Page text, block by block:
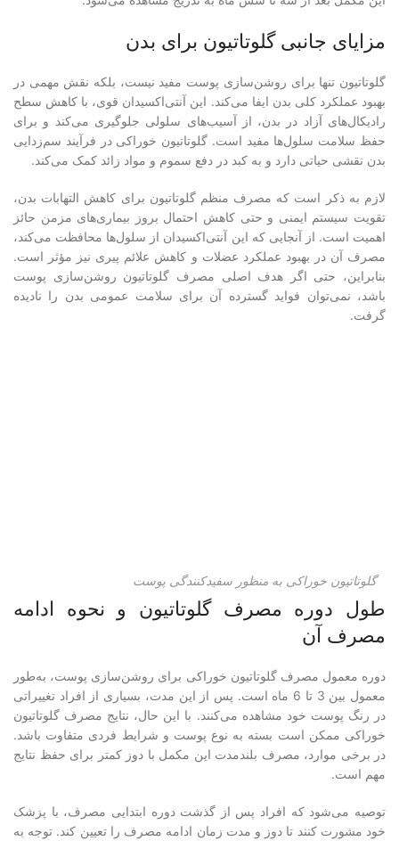
مزایای جانبی گلوتاتیون برای بدن
گلوتاتیون تنها برای روشن‌سازی پوست مفید نیست، بلکه نقش مهمی در
بهبود عملکرد کلی بدن ایفا می‌کند. این آنتی‌اکسیدان قوی، با کاهش سطح
رادیکال‌های آزاد در بدن، از آسیب‌های سلولی جلوگیری می‌کند و برای
حفظ سلامت سلول‌ها مفید است. گلوتاتیون خوراکی در فرآیند سم‌زدایی
بدن نقشی حیاتی دارد و به کبد در دفع سموم و مواد زائد کمک می‌کند.
لازم به ذکر است که مصرف منظم گلوتاتیون برای کاهش التهابات بدن،
تقویت سیستم ایمنی و حتی کاهش احتمال بروز بیماری‌های مزمن حائز
اهمیت است. از آنجایی که این آنتی‌اکسیدان از سلول‌ها محافظت می‌کند،
مصرف آن در بهبود عملکرد عضلات و کاهش علائم پیری نیز مؤثر است.
بنابراین، حتی اگر هدف اصلی مصرف گلوتاتیون روشن‌سازی پوست
باشد، نمی‌توان فواید گسترده آن برای سلامت عمومی بدن را نادیده
گرفت.
گلوتاتیون خوراکی‌ به منظور سفیدکنندگی پوست‌
طول دوره مصرف گلوتاتیون و نحوه ادامه
مصرف آن
دوره معمول مصرف گلوتاتیون خوراکی برای روشن‌سازی پوست، به‌طور
معمول بین 3 تا 6 ماه است. پس از این مدت، بسیاری از افراد تغییراتی
در رنگ پوست خود مشاهده می‌کنند. با این حال، نتایج مصرف گلوتاتیون
خوراکی ممکن است بسته به نوع پوست و شرایط فردی متفاوت باشد.
در برخی موارد، مصرف بلندمدت این مکمل با دوز کمتر برای حفظ نتایج
مهم است.
توصیه می‌شود که افراد پس از گذشت دوره ابتدایی مصرف، با پزشک
خود مشورت کنند تا دوز و مدت زمان ادامه مصرف را تعیین کند. توجه به